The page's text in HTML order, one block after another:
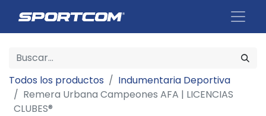
Todos los productos
Indumentaria Deportiva
Remera Urbana Campeones AFA | LICENCIAS
CLUBES®